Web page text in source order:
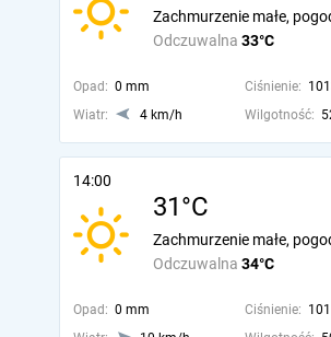
Odczuwalna 33°C
Zachmurzenie małe,
Opad: 0 mm Ciśnienie:
Wiatr:
4 km/h Wilgotność:
14:00
31°C
Odczuwalna 34°C
Zachmurzenie małe,
Opad: 0 mm Ciśnienie: